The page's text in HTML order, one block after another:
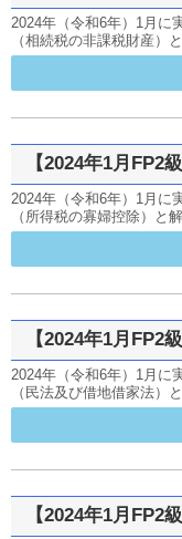
2024年（令和6年）1月に
（相続税の非課税財産）
【2024年1月FP2
2024年（令和6年）1月に
（所得税の寡婦控除）と
【2024年1月FP2
2024年（令和6年）1月に
（民法及び借地借家法）
【2024年1月FP2